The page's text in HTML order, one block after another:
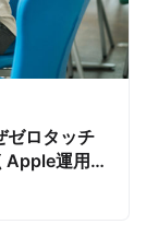
ゼロタッチ
Apple運用／